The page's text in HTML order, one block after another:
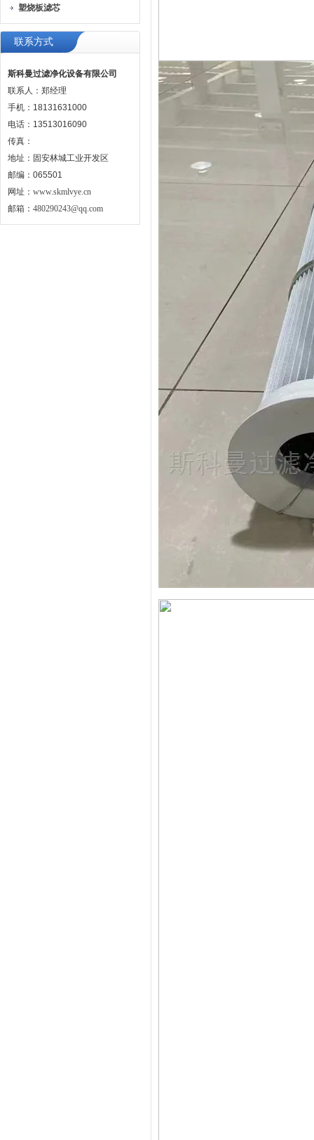
塑烧板滤芯
联系方式
斯科曼过滤净化设备有限公司
联系人：郑经理
手机：18131631000
电话：13513016090
传真：
地址：固安林城工业开发区
邮编：065501
网址： www.skmlvye.cn
邮箱： 480290243@qq.com